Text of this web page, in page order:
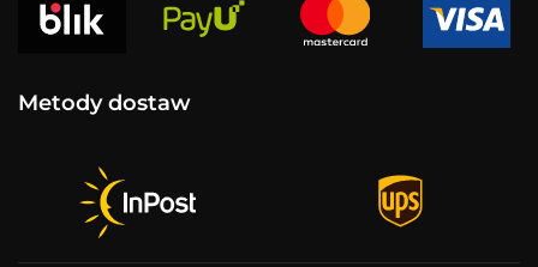
Metody dostaw